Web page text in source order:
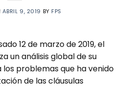
ABRIL 9, 2019 BY FPS
12 de marzo de 2019, el
un análisis global de su
problemas que ha venido
de las cláusulas